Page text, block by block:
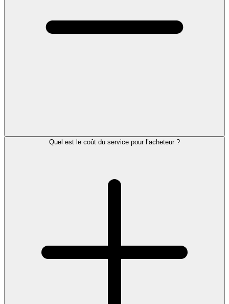
Quel est le coût du service pour l’acheteur ?